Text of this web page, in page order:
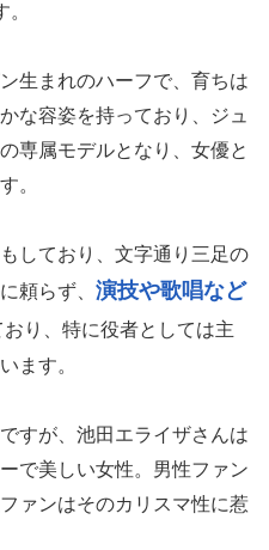
生まれのハーフで、育ちは
な容姿を持っており、ジュ
専属モデルとなり、女優と
。
しており、文字通り三足の
頼らず、 演技や歌唱など
おり、特に役者としては主
ます。
すが、池田エライザさんは
で美しい女性。男性ファン
ァンはそのカリスマ性に惹